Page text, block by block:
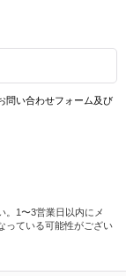
問い合わせフォーム及び
。1〜3営業日以内にメ
っている可能性がござい